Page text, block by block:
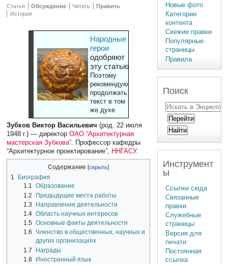
Статья Обсуждение Читать
Править
История
Народные
герои
одобряют
эту статью
Поэтому
рекомендуют
продолжать
текст в том
же духе
Зубков Виктор Васильевич (род. 22 июля
1948 г.) — директорОАО “Архитектурная
мастерская Зубкова”. Профессор кафедры
“Архитектурное проектирование”, ННГАСУ.
Содержание
1
Биография
1.1 Образование
1.2
Предыдущие места работы
1.3
Направления деятельности
1.4 Область научных интересов
1.5 Основные факты деятельности
1.6
Членство в общественных, научных и
других организациях
1.7
Награды
1.8 Иностранный язык
Новые фото
Категории
контента
Свежие правки
Популярные
страницы
Правила
Поиск
Инструмент
ы
Ссылки сюда
Связанные
правки
Служебные
страницы
Версия для
печати
Постоянная
ссылка